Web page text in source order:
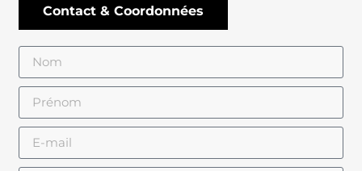
Contact & Coordonnées